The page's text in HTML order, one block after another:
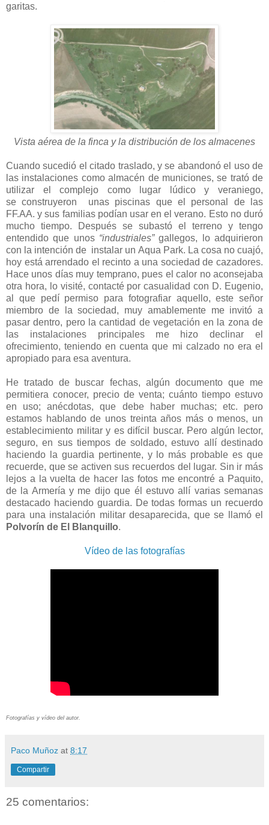
garitas.
Vista aérea de la finca y la distribución de los almacenes
Cuando sucedió el citado traslado, y se abandonó el uso de
las instalaciones como almacén de municiones, se trató de
utilizar el complejo como lugar lúdico y veraniego,
se construyeron unas piscinas que el personal de las
FF.AA. y sus familias podían usar en el verano. Esto no duró
mucho tiempo. Después se subastó el terreno y tengo
entendido que unos “industriales”gallegos, lo adquirieron
con la intención de instalar un Aqua Park. La cosa no cuajó,
hoy está arrendado el recinto a una sociedad de cazadores.
Hace unos días muy temprano, pues el calor no aconsejaba
otra hora, lo visité, contacté por casualidad con D. Eugenio,
al que pedí permiso para fotografiar aquello, este señor
miembro de la sociedad, muy amablemente me invitó a
pasar dentro, pero la cantidad de vegetación en la zona de
las instalaciones principales me hizo declinar el
ofrecimiento, teniendo en cuenta que mi calzado no era el
apropiado para esa aventura.
He tratado de buscar fechas, algún documento que me
permitiera conocer, precio de venta; cuánto tiempo estuvo
en uso; anécdotas, que debe haber muchas; etc. pero
estamos hablando de unos treinta años más o menos, un
establecimiento militar y es difícil buscar. Pero algún lector,
seguro, en sus tiempos de soldado, estuvo allí destinado
haciendo la guardia pertinente, y lo más probable es que
recuerde, que se activen sus recuerdos del lugar. Sin ir más
lejos a la vuelta de hacer las fotos me encontré a Paquito,
de la Armería y me dijo que él estuvo allí varias semanas
destacado haciendo guardia. De todas formas un recuerdo
para una instalación militar desaparecida, que se llamó el
Polvorín de El Blanquillo.
Vídeo de las fotografías
Fotografías y vídeo del autor.
Paco Muñoz at 8:17
Compartir
25 comentarios: